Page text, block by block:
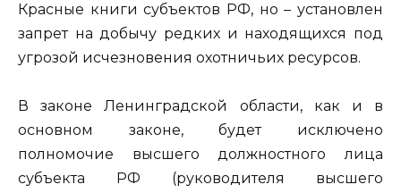
Красные книги субъектов РФ, но – установлен
запрет на добычу редких и находящихся под
угрозой исчезновения охотничьих ресурсов.
В законе Ленинградской области, как и в
основном законе, будет исключено
полномочие высшего должностного лица
субъекта РФ (руководителя высшего